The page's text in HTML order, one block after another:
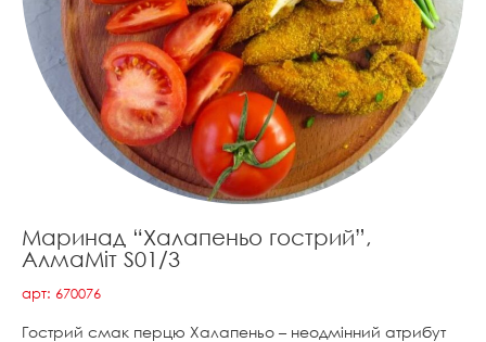
Маринад “Халапеньо гострий”,
АлмаМіт S01/3
арт: 670076
Гострий смак перцю Халапеньо – неодмінний атрибут